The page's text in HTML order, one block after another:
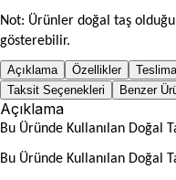
Not: Ürünler doğal taş
gösterebilir.
Açıklama Özellikler
Taksit Seçenekleri
Benzer
Açıklama
Bu Üründe Kullanılan Doğal
Bu Üründe Kullanılan Doğal